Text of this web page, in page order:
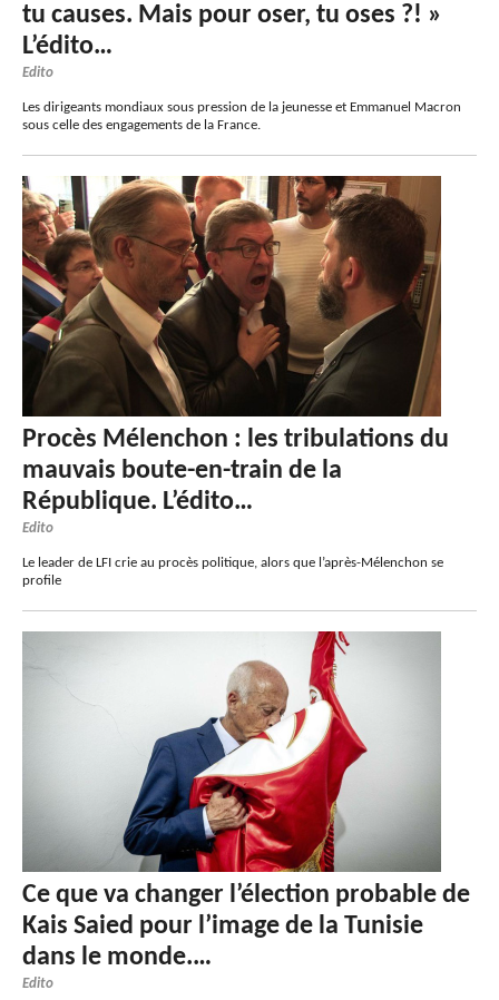
tu causes. Mais pour oser, tu oses ?! »
L’édito…
Edito
Les dirigeants mondiaux sous pression de la jeunesse et Emmanuel Macron
sous celle des engagements de la France.
Procès Mélenchon : les tribulations du
mauvais boute-en-train de la
République. L’édito…
Edito
Le leader de LFI crie au procès politique, alors que l’après-Mélenchon se
profile
Ce que va changer l’élection probable de
Kais Saied pour l’image de la Tunisie
dans le monde.…
Edito